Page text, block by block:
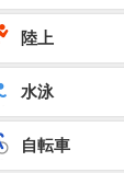
陸上
水泳
自転車